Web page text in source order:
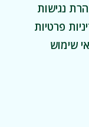
נגישות
פרטיות
שימוש